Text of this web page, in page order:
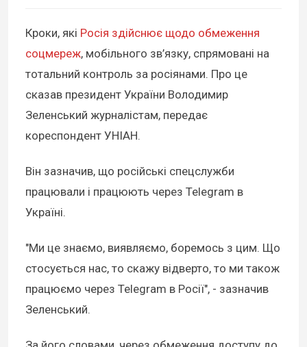
Кроки, які Росія здійснює щодо обмеження
соцмереж, мобільного зв’язку, спрямовані на
тотальний контроль за росіянами. Про це
сказав президент України Володимир
Зеленський журналістам, передає
кореспондент УНІАН.
Він зазначив, що російські спецслужби
працювали і працюють через Telegram в
Україні.
"Ми це знаємо, виявляємо, боремось з цим. Що
стосується нас, то скажу відверто, то ми також
працюємо через Telegram в Росії", - зазначив
Зеленський.